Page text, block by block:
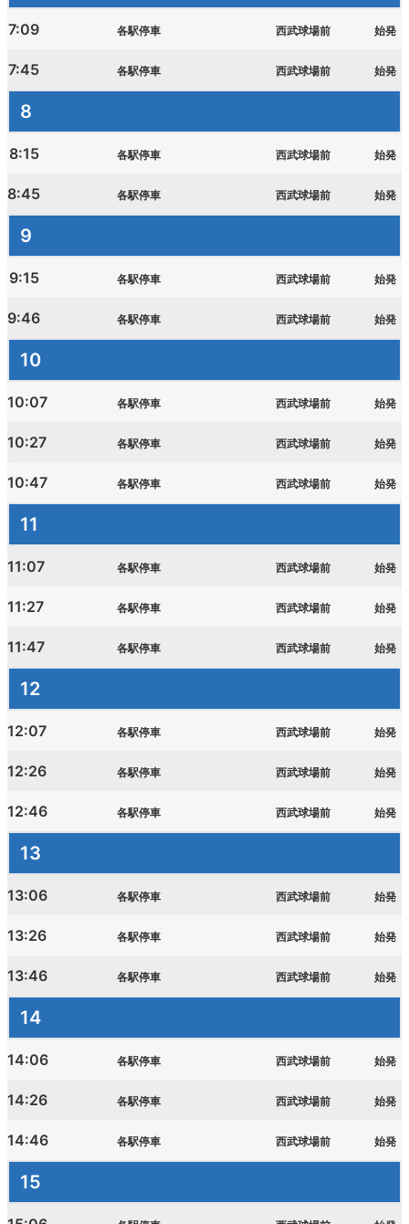
西武鉄道の公式アカウント一覧
個人情報保護方針
サイトマップ
サイトのご利用にあたって
7:09 各駅停車 西武球場前 始発
7:45 各駅停車 西武球場前 始発
8
8:15 各駅停車 西武球場前 始発
8:45 各駅停車 西武球場前 始発
9
9:15 各駅停車 西武球場前 始発
9:46 各駅停車 西武球場前 始発
10
10:07 各駅停車 西武球場前 始発
10:27 各駅停車 西武球場前 始発
10:47 各駅停車 西武球場前 始発
11
11:07 各駅停車 西武球場前 始発
11:27 各駅停車 西武球場前 始発
11:47 各駅停車 西武球場前 始発
12
12:07 各駅停車 西武球場前 始発
12:26 各駅停車 西武球場前 始発
12:46 各駅停車 西武球場前 始発
13
13:06 各駅停車 西武球場前 始発
13:26 各駅停車 西武球場前 始発
13:46 各駅停車 西武球場前 始発
14
14:06 各駅停車 西武球場前 始発
14:26 各駅停車 西武球場前 始発
14:46 各駅停車 西武球場前 始発
15